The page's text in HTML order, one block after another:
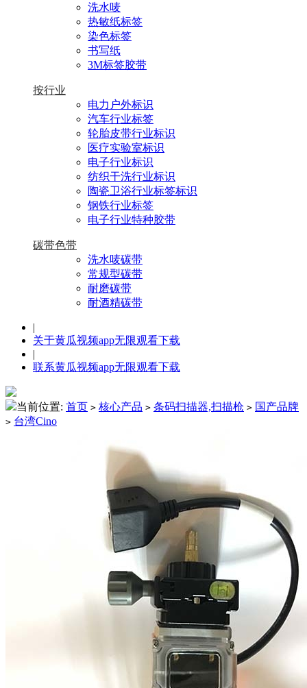
洗水唛
热敏纸标签
染色标签
书写纸
3M标签胶带
按行业
电力户外标识
汽车行业标签
轮胎皮带行业标识
医疗实验室标识
电子行业标识
纺织干洗行业标识
陶瓷卫浴行业标签标识
钢铁行业标签
电子行业特种胶带
碳带色带
洗水唛碳带
常规型碳带
耐磨碳带
耐酒精碳带
|
关于黄瓜视频app无限观看下载
|
联系黄瓜视频app无限观看下载
当前位置: 首页 > 核心产品 > 条码扫描器,扫描枪 > 国产品牌
> 台湾Cino